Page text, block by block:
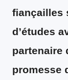
fiançailles
d’études
partenaire
promesse